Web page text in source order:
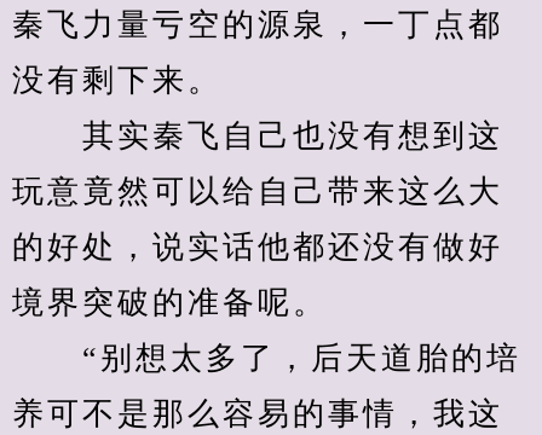
秦飞力量亏空的源泉，一丁点都
没有剩下来。
其实秦飞自己也没有想到这
玩意竟然可以给自己带来这么大
的好处，说实话他都还没有做好
境界突破的准备呢。
“别想太多了，后天道胎的培
养可不是那么容易的事情，我这